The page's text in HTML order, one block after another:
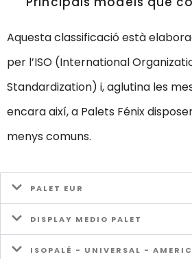
Aquesta classificació està
per l’ISO (International
Standardization) i, aglutina les
encara així, a Palets Fénix
menys comuns.
PALET EUR
DISPLAY MEDIO PALET
ISOPALÉ - UNIVERSAL -